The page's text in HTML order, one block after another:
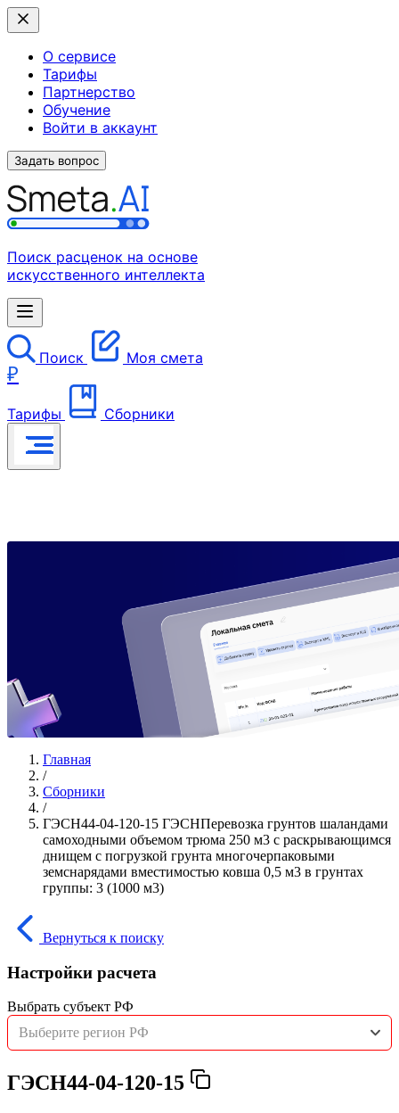
О сервисе
Тарифы
Партнерство
Обучение
Войти в аккаунт
Задать вопрос
Поиск расценок на основе
искусственного интеллекта
Поиск Моя смета
₽
Тарифы Сборники
Главная
/
Сборники
/
ГЭСН44-04-120-15 ГЭСНПеревозка грунтов шаландами
самоходными объемом трюма 250 м3 с раскрывающимся
днищем с погрузкой грунта многочерпаковыми
земснарядами вместимостью ковша 0,5 м3 в грунтах
группы: 3 (1000 м3)
Вернуться к поиску
Настройки расчета
Выбрать субъект РФ
Выберите регион РФ
ГЭСН44-04-120-15